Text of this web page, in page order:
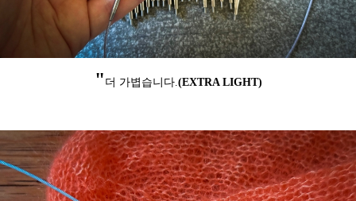
" 더 가볍습니다.(EXTRA LIGHT)